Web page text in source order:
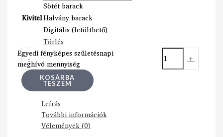
Kivitel
Sötét barack
Halvány barack
Digitális (letölthető)
Törlés
-
Egyedi fényképes születésnapi
meghívó mennyiség
+
KOSÁRBA
TESZEM
Leírás
További információk
Vélemények (0)